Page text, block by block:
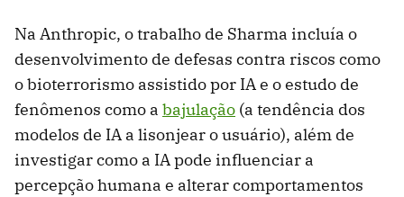
Na Anthropic, o trabalho de Sharma incluía o
desenvolvimento de defesas contra riscos como
o bioterrorismo assistido por IA e o estudo de
fenômenos como a bajulação (a tendência dos
modelos de IA a lisonjear o usuário), além de
investigar como a IA pode influenciar a
percepção humana e alterar comportamentos